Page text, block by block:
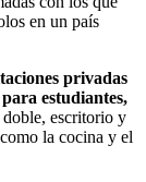
en un país
privadas
estudiantes,
escritorio y
la cocina y el